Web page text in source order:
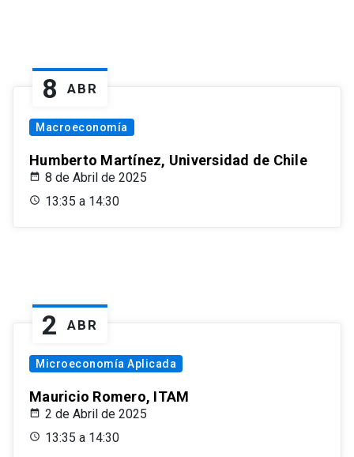
8 ABR
Macroeconomía
Humberto Martínez, Universidad de Chile
8 de Abril de 2025
13:35 a 14:30
2 ABR
Microeconomía Aplicada
Mauricio Romero, ITAM
2 de Abril de 2025
13:35 a 14:30